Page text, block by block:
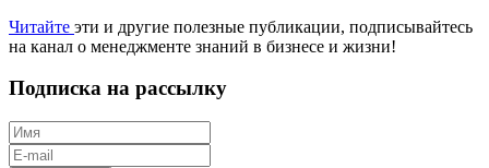
Читайте эти и другие полезные публикации, подписывайтесь
на канал о менеджменте знаний в бизнесе и жизни!
Подписка на рассылку